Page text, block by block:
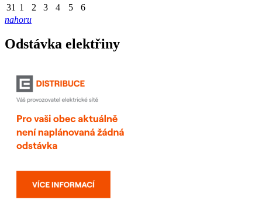
31 1 2 3 4 5
6
nahoru
Odstávka elektřiny